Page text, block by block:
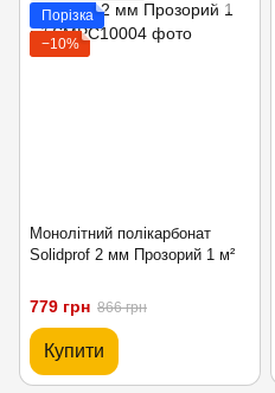
Порізка
−10%
Монолітний полікарбонат
Solidprof 2 мм Прозорий 1 м²
779 грн 866 грн
Купити